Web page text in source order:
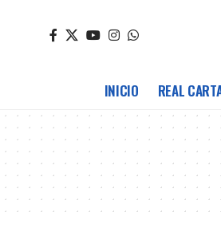
INICIO REAL